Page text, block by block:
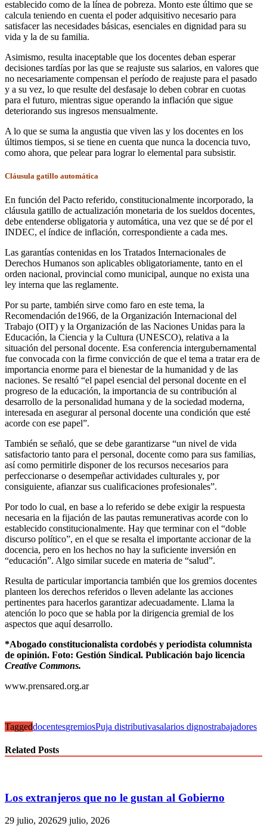
establecido como de la línea de pobreza. Monto este último que se
calcula teniendo en cuenta el poder adquisitivo necesario para
satisfacer las necesidades básicas, esenciales en dignidad para su
vida y la de su familia.
Asimismo, resulta inaceptable que los docentes deban esperar
decisiones tardías por las que se reajuste sus salarios, en valores que
no necesariamente compensan el período de reajuste para el pasado
y a su vez, lo que resulte del desfasaje lo deben cobrar en cuotas
para el futuro, mientras sigue operando la inflación que sigue
deteriorando sus ingresos mensualmente.
A lo que se suma la angustia que viven las y los docentes en los
últimos tiempos, si se tiene en cuenta que nunca la docencia tuvo,
como ahora, que pelear para lograr lo elemental para subsistir.
Cláusula gatillo automática
En función del Pacto referido, constitucionalmente incorporado, la
cláusula gatillo de actualización monetaria de los sueldos docentes,
debe entenderse obligatoria y automática, una vez que se dé por el
INDEC, el índice de inflación, correspondiente a cada mes.
Las garantías contenidas en los Tratados Internacionales de
Derechos Humanos son aplicables obligatoriamente, tanto en el
orden nacional, provincial como municipal, aunque no exista una
ley interna que las reglamente.
Por su parte, también sirve como faro en este tema, la
Recomendación de1966, de la Organización Internacional del
Trabajo (OIT) y la Organización de las Naciones Unidas para la
Educación, la Ciencia y la Cultura (UNESCO), relativa a la
situación del personal docente. Esa conferencia intergubernamental
fue convocada con la firme convicción de que el tema a tratar era de
importancia enorme para el bienestar de la humanidad y de las
naciones. Se resaltó “el papel esencial del personal docente en el
progreso de la educación, la importancia de su contribución al
desarrollo de la personalidad humana y de la sociedad moderna,
interesada en asegurar al personal docente una condición que esté
acorde con ese papel”.
También se señaló, que se debe garantizarse “un nivel de vida
satisfactorio tanto para el personal, docente como para sus familias,
así como permitirle disponer de los recursos necesarios para
perfeccionarse o desempeñar actividades culturales y, por
consiguiente, afianzar sus cualificaciones profesionales”.
Por todo lo cual, en base a lo referido se debe exigir la respuesta
necesaria en la fijación de las pautas remunerativas acorde con lo
establecido constitucionalmente. Hay que terminar con el “doble
discurso político”, en el que se resalta el importante accionar de la
docencia, pero en los hechos no hay la suficiente inversión en
“educación”. Algo similar sucede en materia de “salud”.
Resulta de particular importancia también que los gremios docentes
planteen los derechos referidos o lleven adelante las acciones
pertinentes para hacerlos garantizar adecuadamente. Llama la
atención lo poco que se habla por la dirigencia gremial de los
aspectos que aquí desarrollo.
*Abogado constitucionalista cordobés y periodista columnista
de opinión. Foto: Gestión Sindical. Publicación bajo licencia
Creative Commons.
www.prensared.org.ar
TaggeddocentesgremiosPuja distributivasalarios dignostrabajadores
Related Posts
Los extranjeros que no le gustan al Gobierno
29 julio, 202629 julio, 2026